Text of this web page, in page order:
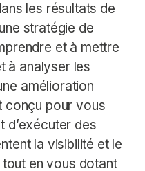
les résultats de
stratégie de
et à mettre
à analyser les
amélioration
conçu pour vous
d’exécuter des
la visibilité et le
en vous dotant